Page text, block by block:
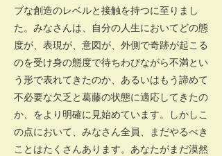
ブな創造のレベルと接触を持つに至りまし
た。みなさんは、自分の人生においてどの態
度が、表現が、意図が、外側で奇跡が起こる
のを受け身の態度で待ちわびながら不満とい
う形で表れてきたのか、あるいはもう諦めて
不必要な欠乏と葛藤の状態に適応してきたの
か、をより明確に見始めています。しかしこ
の点において、みなさん全員、まだやるべき
ことはたくさんあります。あなたがまだ漠然